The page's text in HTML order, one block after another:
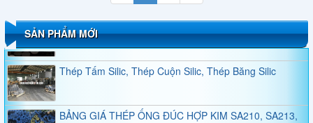
SẢN PHẨM MỚI
A1010, A1011, A1014, A1018, A1016
Thép Tấm Silic, Thép Cuộn Silic, Thép Băng Silic
BẢNG GIÁ THÉP ỐNG ĐÚC HỢP KIM SA210, SA213,
SA333, SA335